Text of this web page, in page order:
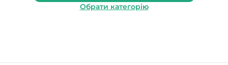
Обрати категорію